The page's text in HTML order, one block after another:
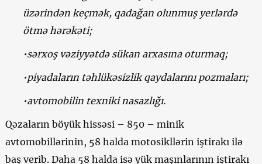
üzərindən keçmək, qadağan olunmuş yerlərdə
ötmə hərəkəti;
•sərxoş vəziyyətdə sükan arxasına oturmaq;
•piyadaların təhlükəsizlik qaydalarını pozmaları;
•avtomobilin texniki nasazlığı.
Qəzaların böyük hissəsi – 850 – minik
avtomobillərinin, 58 halda motosikllərin iştirakı ilə
baş verib. Daha 58 halda isə yük maşınlarının iştirakı